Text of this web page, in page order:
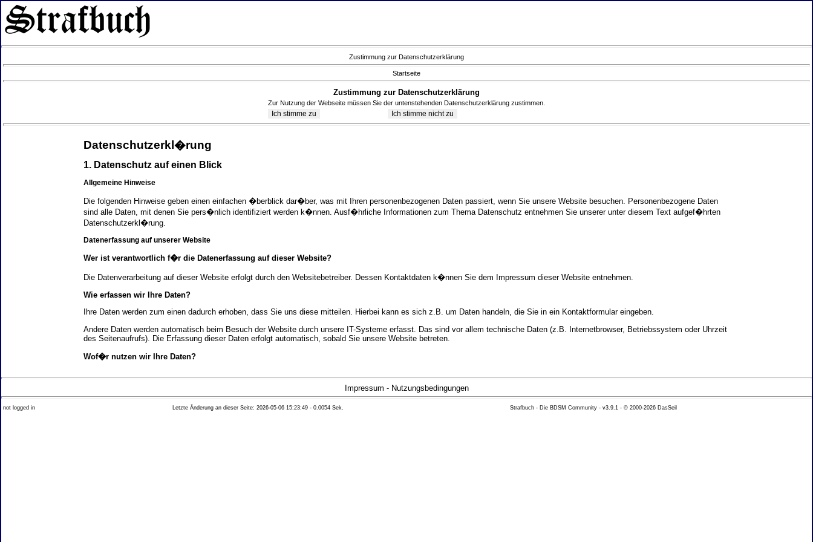
Zustimmung zur Datenschutzerklärung
Startseite
Zustimmung zur Datenschutzerklärung
Zur Nutzung der Webseite müssen Sie der untenstehenden Datenschutzerklärung zustimmen.
Datenschutzerkl�rung
1. Datenschutz auf einen Blick
Allgemeine Hinweise
Die folgenden Hinweise geben einen einfachen �berblick dar�ber, was mit Ihren personenbezogenen Daten passiert, wenn Sie unsere Website besuchen. Personenbezogene Daten
sind alle Daten, mit denen Sie pers�nlich identifiziert werden k�nnen. Ausf�hrliche Informationen zum Thema Datenschutz entnehmen Sie unserer unter diesem Text aufgef�hrten
Datenschutzerkl�rung.
Datenerfassung auf unserer Website
Wer ist verantwortlich f�r die Datenerfassung auf dieser Website?
Die Datenverarbeitung auf dieser Website erfolgt durch den Websitebetreiber. Dessen Kontaktdaten k�nnen Sie dem Impressum dieser Website entnehmen.
Wie erfassen wir Ihre Daten?
Ihre Daten werden zum einen dadurch erhoben, dass Sie uns diese mitteilen. Hierbei kann es sich z.B. um Daten handeln, die Sie in ein Kontaktformular eingeben.
Andere Daten werden automatisch beim Besuch der Website durch unsere IT-Systeme erfasst. Das sind vor allem technische Daten (z.B. Internetbrowser, Betriebssystem oder Uhrzeit
des Seitenaufrufs). Die Erfassung dieser Daten erfolgt automatisch, sobald Sie unsere Website betreten.
Wof�r nutzen wir Ihre Daten?
Ein Teil der Daten wird erhoben, um eine fehlerfreie Bereitstellung der Website zu gew�hrleisten. Andere Daten k�nnen zur Analyse Ihres Nutzerverhaltens verwendet werden.
Welche Rechte haben Sie bez�glich Ihrer Daten?
Sie haben jederzeit das Recht unentgeltlich Auskunft �ber Herkunft, Empf�nger und Zweck Ihrer gespeicherten personenbezogenen Daten zu erhalten. Sie haben au�erdem ein
Impressum - Nutzungsbedingungen
not logged in Letzte Änderung an dieser Seite: 2026-05-06 15:23:49 - 0.0054 Sek. Strafbuch - Die BDSM Community - v3.9.1 - © 2000-2026 DasSeil